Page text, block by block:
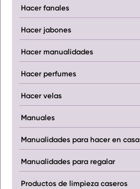
Hacer fanales
Hacer jabones
Hacer manualidades
Hacer perfumes
Hacer velas
Manuales
Manualidades para hacer en casa
Manualidades para regalar
Productos de limpieza caseros